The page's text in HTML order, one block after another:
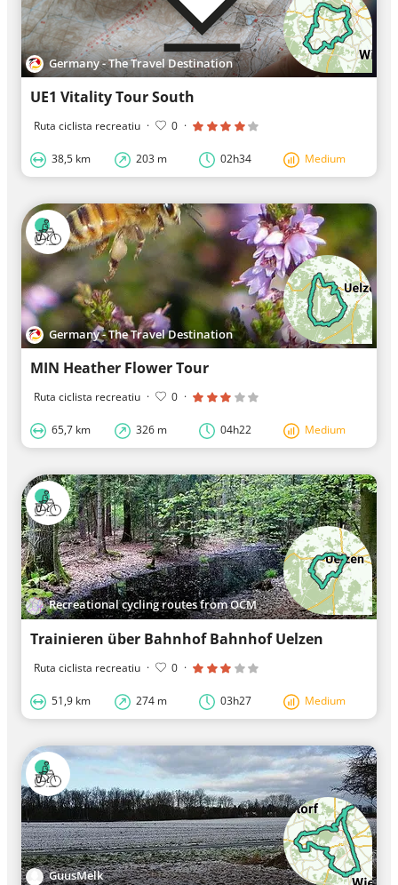
Germany - The Travel Destination
UE1 Vitality Tour South
Ruta ciclista recreatiu · 0 ·
38,5 km 203 m 02h34 Medium
Germany - The Travel Destination
MIN Heather Flower Tour
Ruta ciclista recreatiu · 0 ·
65,7 km 326 m 04h22 Medium
Recreational cycling routes from OCM
Trainieren über Bahnhof Bahnhof Uelzen
Ruta ciclista recreatiu · 0 ·
51,9 km 274 m 03h27 Medium
GuusMelk